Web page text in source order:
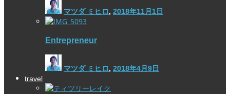
マツダ ミヒロ, 2018年11月1日
Entrepreneur
マツダ ミヒロ, 2018年4月9日
travel